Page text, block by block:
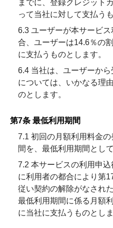
までに、登録クレジット
って当社に対して支払う
6.3 ユーザーが本サービ
合、ユーザーは14.6％の
に支払うものとします。
6.4 当社は、ユーザーか
については、いかなる理
のとします。
第7条 最低利用期間
7.1 初回の月額利用料金
間を、最低利用期間とし
7.2 本サービスの利用申
に利用者の都合により第
従い契約の解除がなされ
最低利用期間に係る月額
に当社に支払うものとしま